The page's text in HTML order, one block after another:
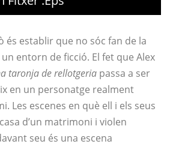
és establir que no sóc fan de la
entorn de ficció. El fet que Alex
taronja de rellotgeria passa a ser
en un personatge realment
Les escenes en què ell i els seus
d’un matrimoni i violen
seu és una escena